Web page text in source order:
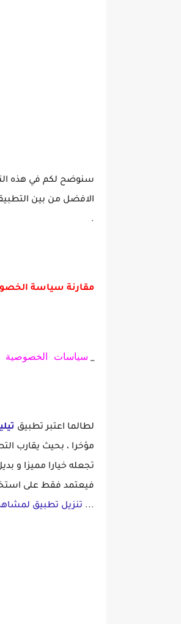
سنوضح لكم في هذه
الافضل من بين
.
مقارنة سياسة
_ سياسات الخصوصية
لطالما اعتبر تطبيق
مؤخرا ، بحيث يقارب
تجعله خيارا مميزا و
فيعتمد فقط على
... تنزيل تطبيق